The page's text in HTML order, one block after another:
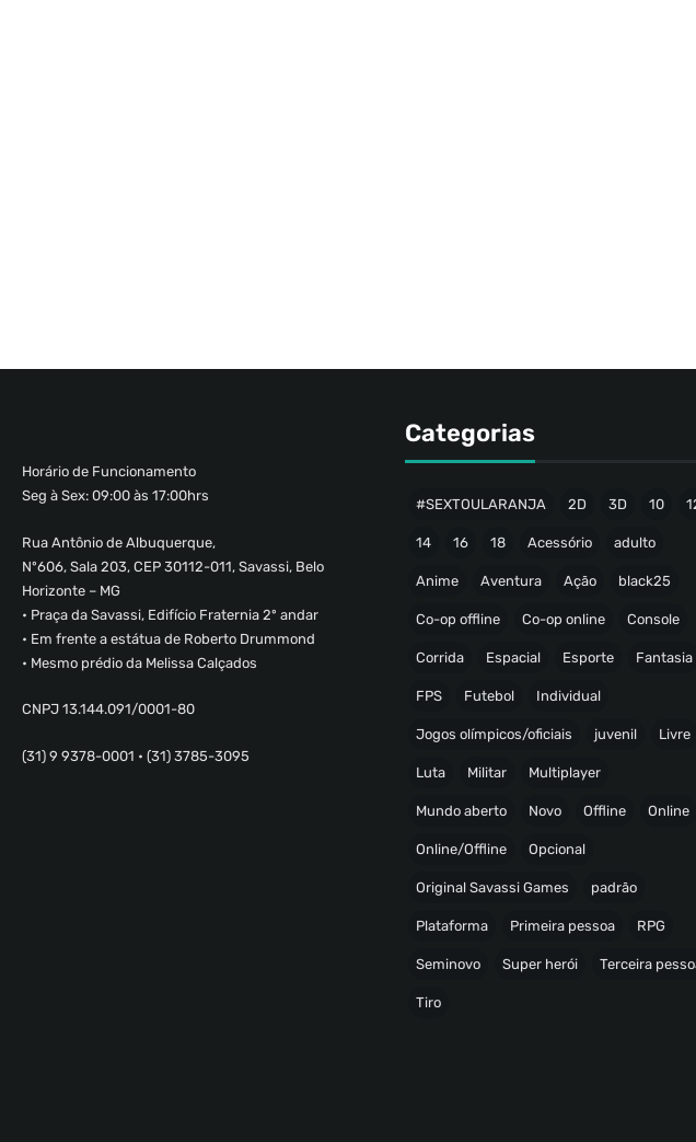
Horário de Funcionamento
Seg à Sex: 09:00 às 17:00hrs
Rua Antônio de Albuquerque,
Nº606, Sala 203, CEP 30112-011, Savassi, Belo
Horizonte – MG
• Praça da Savassi, Edifício Fraternia 2º andar
• Em frente a estátua de Roberto Drummond
• Mesmo prédio da Melissa Calçados
CNPJ 13.144.091/0001-80
(31) 9 9378-0001 • (31) 3785-3095
Categorias
#SEXTOULARANJA 2D 3D 10
14 16 18 Acessório adulto
Anime Aventura Ação black25
Co-op offline Co-op online Console
Corrida Espacial Esporte Fantasia
FPS Futebol Individual
Jogos olímpicos/oficiais juvenil Livre
Luta Militar Multiplayer
Mundo aberto Novo Offline Online
Online/Offline Opcional
Original Savassi Games padrão
Plataforma Primeira pessoa RPG
Seminovo Super herói Terceira
Tiro